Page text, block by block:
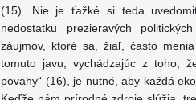
(15). Nie je ťažké si teda
nedostatku prezieravých
záujmov, ktoré sa, žiaľ, často
tomuto javu, vychádzajúc z toho,
povahy“ (16), je nutné, aby každá